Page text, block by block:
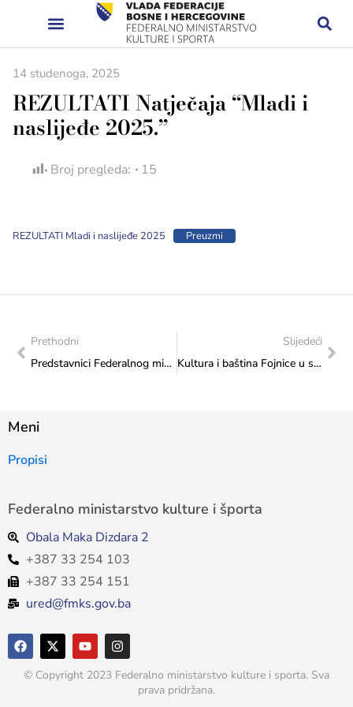
14 studenoga, 2025
REZULTATI Natječaja “Mladi i
naslijeđe 2025.”
Broj pregleda: 15
REZULTATI Mladi i naslijeđe 2025 Preuzmi
Prethodni
Predstavnici Federalnog ministarstva kulture i športa prisustvovali radionici o državnoj pomoći
Slijedeći
Kultura i baština Fojnice u srijedu, 19. 11. na Šetnici kulture
Meni
Propisi
Federalno ministarstvo kulture i športa
Obala Maka Dizdara 2
+387 33 254 103
+387 33 254 151
ured@fmks.gov.ba
© Copyright 2023 Federalno ministarstvo kulture i sporta. Sva
prava pridržana.